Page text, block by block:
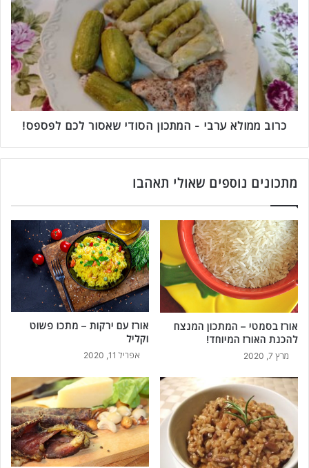
ח
ו
ן
-
3
ד
ר
כ
פ
ר
ת
ב
ש
ר
ש
ד
א
י
ו
ב
מ
מ
ו
ל
א
-
מ
ת
כ
ו
ן
ה
ס
ו
ד
י
כ
ם
כרוב ממולא ערבי - המתכון הסודי שאסור לכם לפספס!
מתכונים נוספים שאולי תאהבו
אורז בסמטי – המתכון המנצח
להכנת האורז המיוחד!
מרץ 7, 2020
אורז עם ירקות – מתכו פשוט
וקליל
אפריל 11, 2020